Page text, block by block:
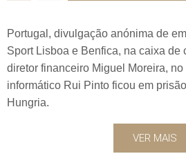
Portugal, divulgação anónima de
Sport Lisboa e Benfica, na caixa de
diretor financeiro Miguel Moreira,
informático Rui Pinto ficou em
Hungria.
VER MAIS